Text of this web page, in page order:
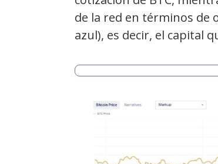
de la red en términos de
azul), es decir, el capital